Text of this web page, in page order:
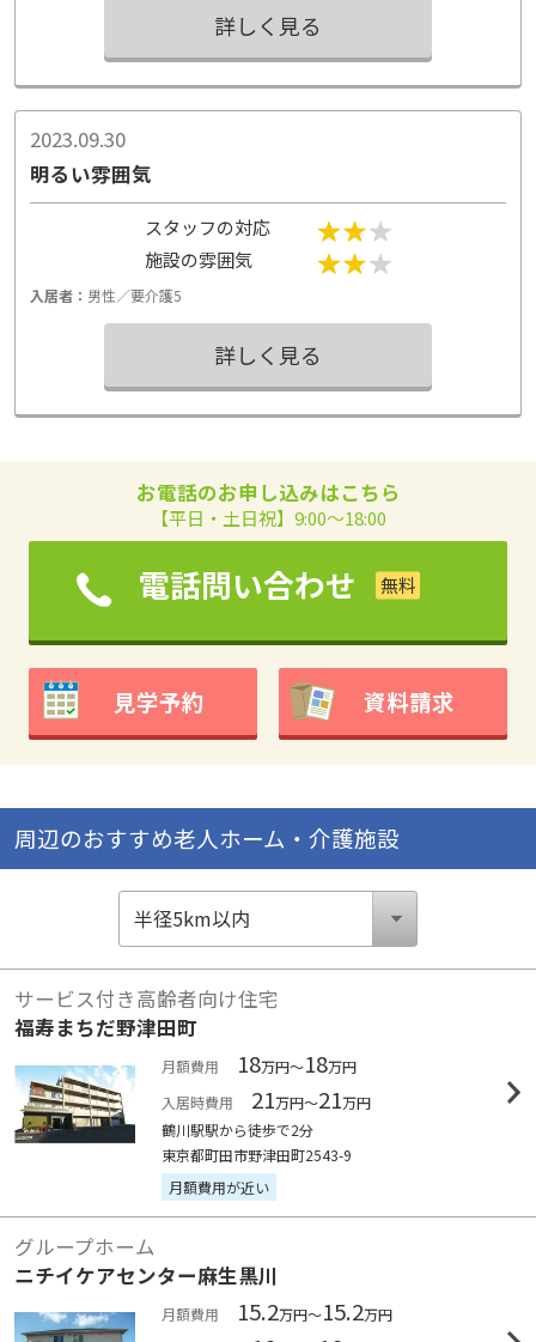
詳しく見る
2023.09.30
明るい雰囲気
スタッフの対応
施設の雰囲気
入居者： 男性／要介護5
詳しく見る
お電話のお申し込みはこちら
【平日・土日祝】9:00～18:00
電話問い合わせ
見学予約 資料請求
周辺のおすすめ老人ホーム・介護施設
サービス付き高齢者向け住宅
福寿まちだ野津田町
月額費用 18万円～18万円
入居時費用
21万円～21万円
鶴川駅駅から徒歩で2分
東京都町田市野津田町2543-9
月額費用が近い
グループホーム
ニチイケアセンター麻生黒川
月額費用 15.2万円～15.2万円